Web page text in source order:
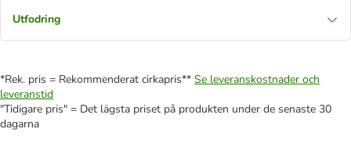
Utfodring
*Rek. pris = Rekommenderat cirkapris** Se leveranskostnader och
leveranstid
"Tidigare pris" = Det lägsta priset på produkten under de senaste 30
dagarna